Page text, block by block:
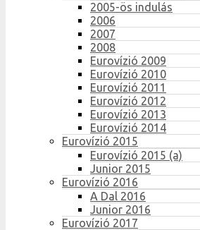
2005-ös indulás
2006
2007
2008
Eurovízió 2009
Eurovízió 2010
Eurovízió 2011
Eurovízió 2012
Eurovízió 2013
Eurovízió 2014
Eurovízió 2015
Eurovízió 2015 (a)
Junior 2015
Eurovízió 2016
A Dal 2016
Junior 2016
Eurovízió 2017